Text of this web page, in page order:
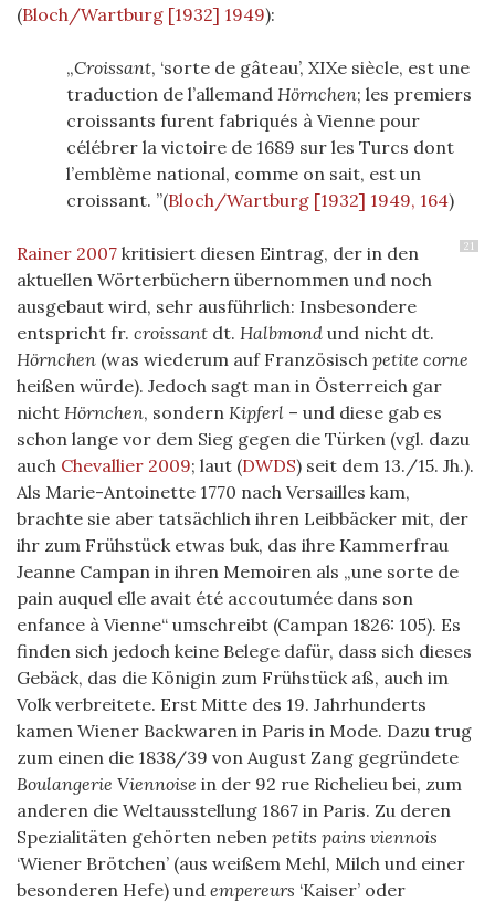
(Bloch/Wartburg [1932] 1949):
Croissant, ‘sorte de gâteau’, XIXe siècle, est une
traduction de l’allemand Hörnchen; les premiers
croissants furent fabriqués à Vienne pour
célébrer la victoire de 1689 sur les Turcs dont
l’emblème national, comme on sait, est un
croissant. (Bloch/Wartburg [1932] 1949, 164)
21
Rainer 2007 kritisiert diesen Eintrag, der in den
aktuellen Wörterbüchern übernommen und noch
ausgebaut wird, sehr ausführlich: Insbesondere
entspricht fr. croissant dt. Halbmond und nicht dt.
Hörnchen (was wiederum auf Französisch petite corne
heißen würde). Jedoch sagt man in Österreich gar
nicht Hörnchen, sondern Kipferl – und diese gab es
schon lange vor dem Sieg gegen die Türken (vgl. dazu
auch Chevallier 2009; laut (DWDS) seit dem 13./15. Jh.).
Als Marie-Antoinette 1770 nach Versailles kam,
brachte sie aber tatsächlich ihren Leibbäcker mit, der
ihr zum Frühstück etwas buk, das ihre Kammerfrau
Jeanne Campan in ihren Memoiren als „une sorte de
pain auquel elle avait été accoutumée dans son
enfance à Vienne“ umschreibt (Campan 1826: 105). Es
finden sich jedoch keine Belege dafür, dass sich dieses
Gebäck, das die Königin zum Frühstück aß, auch im
Volk verbreitete. Erst Mitte des 19. Jahrhunderts
kamen Wiener Backwaren in Paris in Mode. Dazu trug
zum einen die 1838/39 von August Zang gegründete
Boulangerie Viennoise in der 92 rue Richelieu bei, zum
anderen die Weltausstellung 1867 in Paris. Zu deren
Spezialitäten gehörten neben petits pains viennois
‘Wiener Brötchen’ (aus weißem Mehl, Milch und einer
besonderen Hefe) und empereurs ‘Kaiser’ oder